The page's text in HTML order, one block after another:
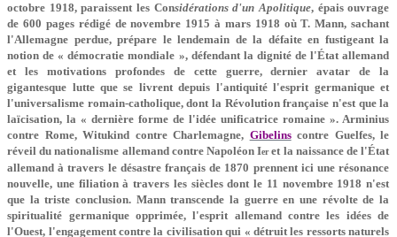
octobre 1918, paraissent les Con­sidérations d'un Apolitique, épais ouvrage
de 600 pages rédigé de novembre 1915 à mars 1918 où T. Mann, sachant
l'Alle­magne perdue, prépare le lendemain de la défaite en fustigeant la
notion de « démocratie mondiale », défendant la dignité de l'État allemand
et les motivations profondes de cette guerre, dernier avatar de la
gigantesque lutte que se livrent depuis l'antiquité l'esprit germanique et
l'universalisme romain-catholique, dont la Révolution française n'est que la
laïcisation, la « dernière forme de l'idée unificatrice romaine ». Arminius
contre Rome, Witukind contre Charlemagne, Gibelinscontre Guelfes, le
réveil du natio­nalisme allemand contre Napoléon Ieret la naissance de l'État
allemand à travers le désastre français de 1870 prennent ici une résonance
nouvelle, une filiation à travers les siècles dont le 11 novembre 1918 n'est
que la triste conclusion. Mann transcende la guerre en une révolte de la
spiritualité germanique opprimée, l'esprit allemand contre les idées de
l'Ouest, l'engagement contre la civilisation qui « détruit les ressorts naturels